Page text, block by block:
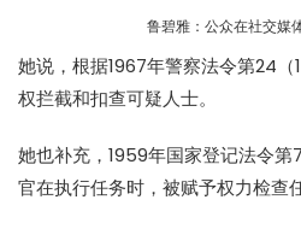
鲁碧雅：公众在社交媒
她说，根据1967年警察法令第24
权拦截和扣查可疑人士。
她也补充，1959年国家登记法令第
官在执行任务时，被赋予权力检查